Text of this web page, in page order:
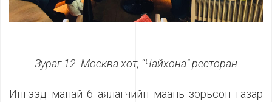
Зураг 12. Москва хот, “Чайхона” ресторан
Ингээд манай 6 аялагчийн маань зорьсон газар